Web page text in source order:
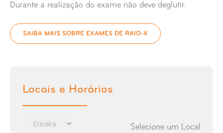
Raio-X Buracos Ópticos Bilaterais
Raio-X Cávum
Raio-X Charneira Lombo-Sagrada
Durante a realização do exame não deve deglutir.
SAIBA MAIS SOBRE EXAMES DE RAIO-X
Locais e Horários
Selecione um Local